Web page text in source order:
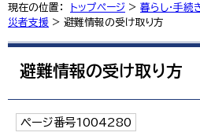
現在の位置： トップページ > 暮らし・手続
災者支援 > 避難情報の受け取り方
避難情報の受け取り方
ページ番号1004280